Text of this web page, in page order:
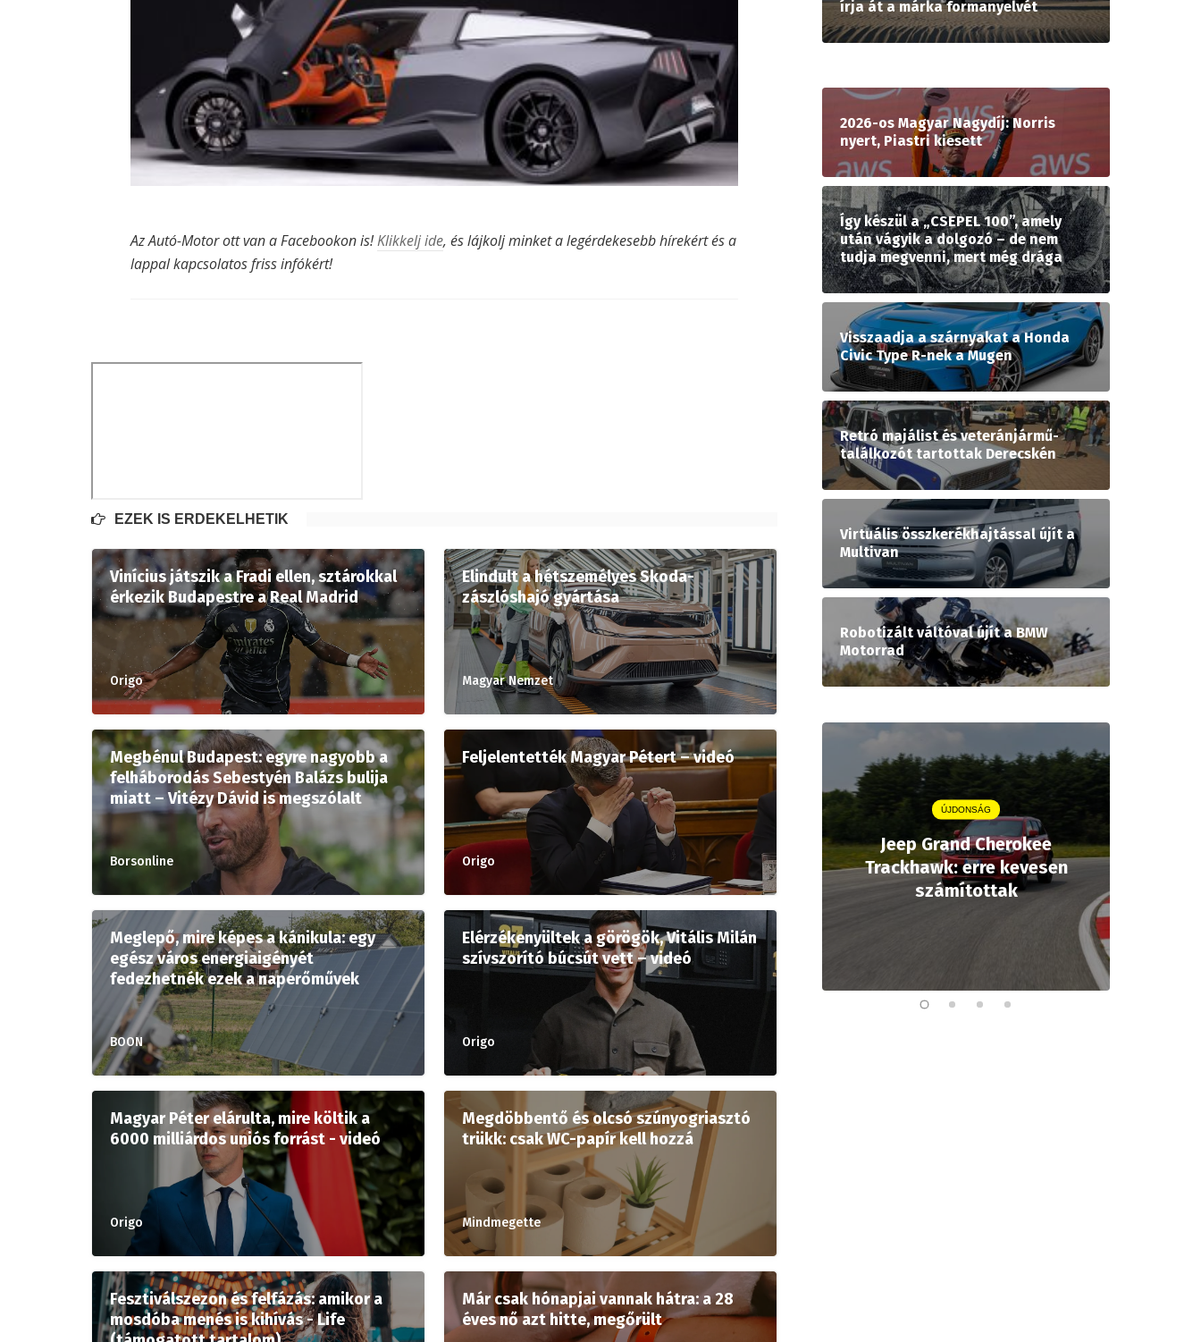
Az Autó-Motor ott van a Facebookon is!Klikkelj ide, és lájkolj minket a legérdekesebb hírekért és a
lappal kapcsolatos friss infókért!
EZEK IS ÉRDEKELHETIK
Vinícius játszik a Fradi ellen, sztárokkal
érkezik Budapestre a Real Madrid
Origo
Elindult a hétszemélyes Skoda-
zászlóshajó gyártása
Magyar Nemzet
Megbénul Budapest: egyre nagyobb a
felháborodás Sebestyén Balázs bulija
miatt – Vitézy Dávid is megszólalt
Borsonline
Feljelentették Magyar Pétert – videó
Origo
Meglepő, mire képes a kánikula: egy
egész város energiaigényét
fedezhetnék ezek a naperőművek
BOON
Elérzékenyültek a görögök, Vitális Milán
szívszorító búcsút vett – videó
Origo
Magyar Péter elárulta, mire költik a
6000 milliárdos uniós forrást - videó
Origo
Megdöbbentő és olcsó szúnyogriasztó
trükk: csak WC-papír kell hozzá
Mindmegette
Fesztiválszezon és felfázás: amikor a
mosdóba menés is kihívás - Life
Már csak hónapjai vannak hátra: a 28
éves nő azt hitte, megőrült
írja át a márka formanyelvét
2026-os Magyar Nagydíj: Norris
nyert, Piastri kiesett
Így készül a „CSEPEL 100”, amely
után vágyik a dolgozó – de nem
tudja megvenni, mert még drága
Visszaadja a szárnyakat a Honda
Civic Type R-nek a Mugen
Retró majálist és veteránjármű-
találkozót tartottak Derecskén
Virtuális összkerékhajtással újít a
Multivan
Robotizált váltóval újít a BMW
Motorrad
ÚJDONSÁG
Jeep Grand Cherokee
Trackhawk: erre kevesen
számítottak